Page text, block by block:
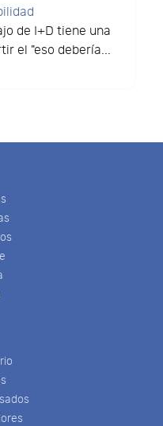
de I+D tiene una
el "eso debería...